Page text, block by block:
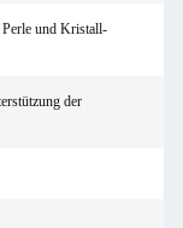
Perle und Kristall-
der